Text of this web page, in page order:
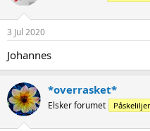
3 Jul 2020
Johannes
*overrasket*
Elsker forumet